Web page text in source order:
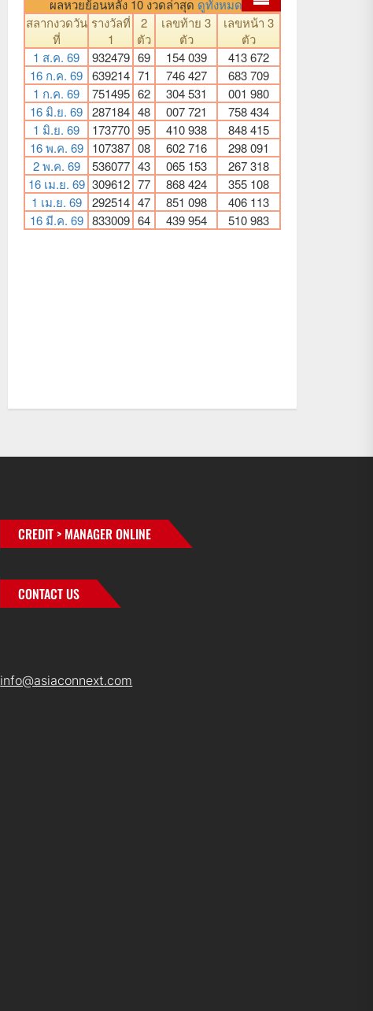
CREDIT > MANAGER ONLINE
CONTACT US
info@asiaconnext.com